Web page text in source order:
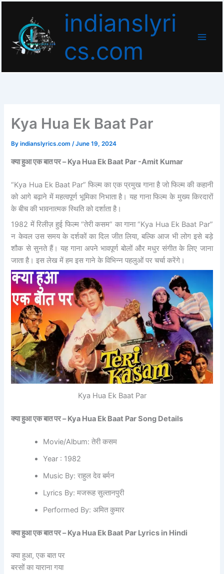
content
indianslyri
cs.com
Kya Hua Ek Baat Par
Byindianslyrics.com/June 19, 2024
क्या हुआ एक बात पर –Kya Hua Ek Baat Par -Amit Kumar
“Kya Hua Ek Baat Par” फिल्म का एक प्रमुख गाना है जो फिल्म की कहानी
को आगे बढ़ाने में महत्वपूर्ण भूमिका निभाता है। यह गाना फिल्म के मुख्य किरदारों
के बीच की भावनात्मक स्थिति को दर्शाता है।
1982 में रिलीज़ हुई फिल्म “तेरी कसम” का गाना “Kya Hua Ek Baat Par”
न केवल उस समय के दर्शकों का दिल जीत लिया, बल्कि आज भी लोग इसे बड़े
शौक से सुनते हैं। यह गाना अपने भावपूर्ण बोलों और मधुर संगीत के लिए जाना
जाता है। इस लेख में हम इस गाने के विभिन्न पहलुओं पर चर्चा करेंगे।
Kya Hua Ek Baat Par
क्या हुआ एक बात पर –Kya Hua Ek Baat Par Song Details
Movie/Album: तेरी कसम
Year : 1982
Music By: राहुल देव बर्मन
Lyrics By: मजरूह सुल्तानपुरी
Performed By: अमित कुमार
क्या हुआ एक बात पर –Kya Hua Ek Baat Par Lyrics in Hindi
क्या हुआ, एक बात पर
बरसों का याराना गया